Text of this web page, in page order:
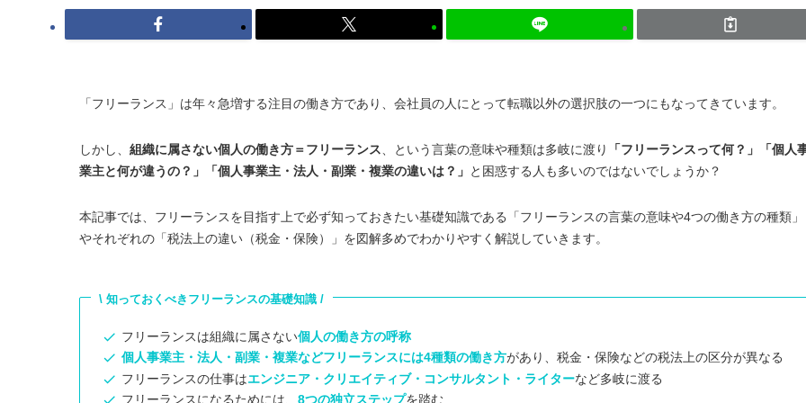
「フリーランス」は年々急増する注目の働き方であり、会社員の人にとって転職以外の選択肢の一つにもなってきています。
しかし、 組織に属さない個人の働き方＝フリーランス、という言葉の意味や種類は多岐に渡り
「フリーランスって何？」「個人
業主と何が違うの？」「個人事業主・法人・副業・複業の違いは？」 と困惑する人も多いのではないでしょうか？
本記事では、フリーランスを目指す上で必ず知っておきたい基礎知識である「フリーランスの言葉の意味や4つの働き方の種類」
やそれぞれの「税法上の違い（税金・保険）」を図解多めでわかりやすく解説していきます。
\ 知っておくべきフリーランスの基礎知識 /
フリーランスは組織に属さない個人の働き方の呼称
個人事業主・法人・副業・複業などフリーランスには4種類の働き方があり、税金・保険などの税法上の区分が異なる
フリーランスの仕事はエンジニア・クリエイティブ・コンサルタント・ライターなど多岐に渡る
フリーランスになるためには、8つの独立ステップを踏む